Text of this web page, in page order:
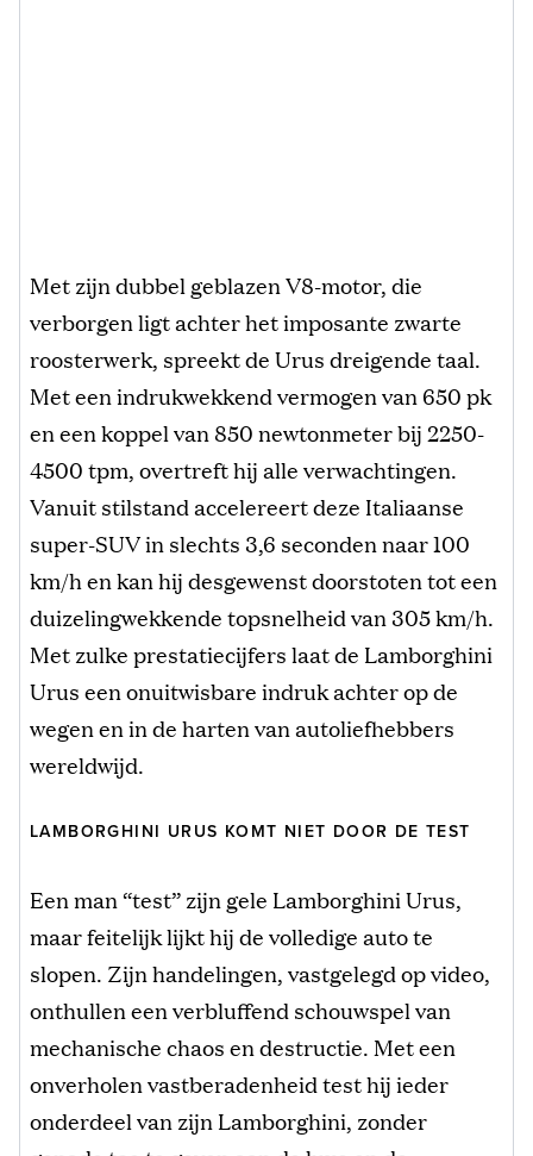
Met zijn dubbel geblazen V8-motor, die
verborgen ligt achter het imposante zwarte
roosterwerk, spreekt de Urus dreigende taal.
Met een indrukwekkend vermogen van 650 pk
en een koppel van 850 newtonmeter bij 2250-
4500 tpm, overtreft hij alle verwachtingen.
Vanuit stilstand accelereert deze Italiaanse
super-SUV in slechts 3,6 seconden naar 100
km/h en kan hij desgewenst doorstoten tot een
duizelingwekkende topsnelheid van 305 km/h.
Met zulke prestatiecijfers laat de Lamborghini
Urus een onuitwisbare indruk achter op de
wegen en in de harten van autoliefhebbers
wereldwijd.
LAMBORGHINI URUS KOMT NIET DOOR DE TEST
Een man “test” zijn gele Lamborghini Urus,
maar feitelijk lijkt hij de volledige auto te
slopen. Zijn handelingen, vastgelegd op video,
onthullen een verbluffend schouwspel van
mechanische chaos en destructie. Met een
onverholen vastberadenheid test hij ieder
onderdeel van zijn Lamborghini, zonder